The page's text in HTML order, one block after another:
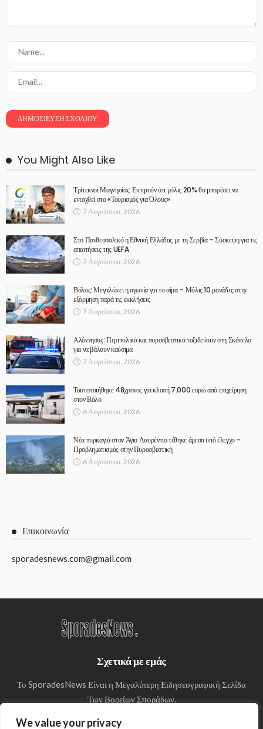
We value your privacy
You Might Also Like
Τρίτεκνοι Μαγνησίας: Εκτιμούν ότι μόλις 20% θα μπορέσει να
ενταχθεί στο «Τουρισμός για Όλους»
7 Αυγούστου, 2026
Στο Πανθεσσαλικό η Εθνική Ελλάδας με τη Σερβία – Σύσκεψη για τις
απαιτήσεις της UEFA
7 Αυγούστου, 2026
Βόλος: Μεγαλώνει η αγωνία για το αίμα – Μόλις 10 μονάδες στην
εξόρμηση παρά τις εκκλήσεις
7 Αυγούστου, 2026
Αλόννησος: Περιπολικά και πυροσβεστικά ταξιδεύουν στη Σκόπελο
για να βάλουν καύσιμα
7 Αυγούστου, 2026
Ταυτοποιήθηκε 48χρονος για κλοπή 7.000 ευρώ από επιχείρηση
στον Βόλο
6 Αυγούστου, 2026
Νέα πυρκαγιά στον Άγιο Λαυρέντιο τέθηκε άμεσα υπό έλεγχο –
Προβληματισμός στην Πυροσβεστική
6 Αυγούστου, 2026
Επικοινωνία
sporadesnews.com@gmail.com
Σχετικά με εμάς
Το SporadesNews Είναι η Μεγαλύτερη Ειδησεογραφική Σελίδα
Των Βορείων Σποράδων.